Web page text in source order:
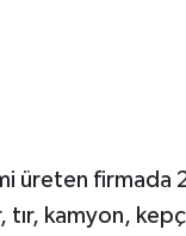
üreten firmada
tır, kamyon,